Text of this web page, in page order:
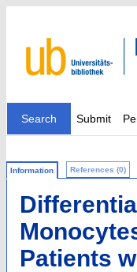
Search Submit
Information References (0)
Patients